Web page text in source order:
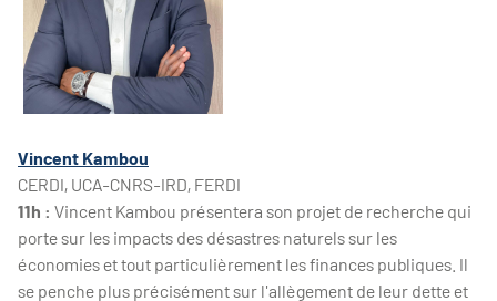
Vincent Kambou
CERDI, UCA-CNRS-IRD, FERDI
11h : Vincent Kambou présentera son projet de recherche qui
porte sur les impacts des désastres naturels sur les
économies et tout particulièrement les finances publiques. Il
se penche plus précisément sur l'allègement de leur dette et